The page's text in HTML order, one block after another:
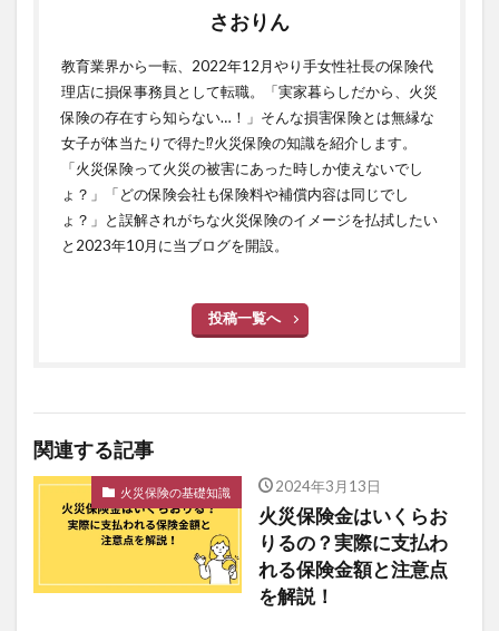
さおりん
教育業界から一転、2022年12月やり手女性社長の保険代
理店に損保事務員として転職。「実家暮らしだから、火災
保険の存在すら知らない…！」そんな損害保険とは無縁な
女子が体当たりで得た⁉火災保険の知識を紹介します。
「火災保険って火災の被害にあった時しか使えないでし
ょ？」「どの保険会社も保険料や補償内容は同じでし
ょ？」と誤解されがちな火災保険のイメージを払拭したい
と2023年10月に当ブログを開設。
投稿一覧へ
関連する記事
火災保険の基礎知識 2024年3月13日
火災保険金はいくらお
りるの？実際に支払わ
れる保険金額と注意点
を解説！